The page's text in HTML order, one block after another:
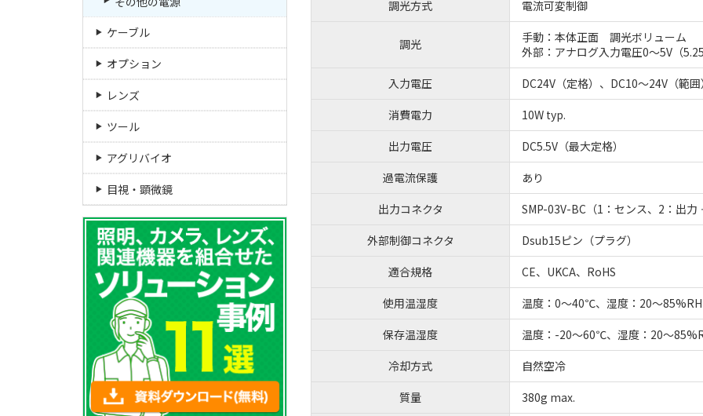
調光方式
電流可変制御
調光
手動：本体正面 調光ボリューム
外部：アナログ入力電圧0～5V（
入力電圧
DC24V（定格）、DC10～24V（範
消費電力
10W typ.
出力電圧
DC5.5V（最大定格）
過電流保護
あり
出力コネクタ
SMP-03V-BC（1：センス、2：出力
外部制御コネクタ
Dsub15ピン（プラグ）
適合規格
CE、UKCA、RoHS
使用温湿度
温度：0～40℃、湿度：20～
保存温湿度
温度：-20～60℃、湿度：20～
冷却方式
自然空冷
質量
380g max.
ケーブル
オプション
レンズ
ツール
アグリバイオ
目視・顕微鏡